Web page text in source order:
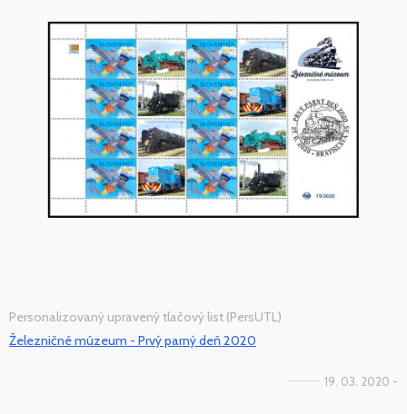
Personalizovaný upravený tlačový list (PersUTL)
Železničné múzeum - Prvý parný deň 2020
19. 03. 2020 -